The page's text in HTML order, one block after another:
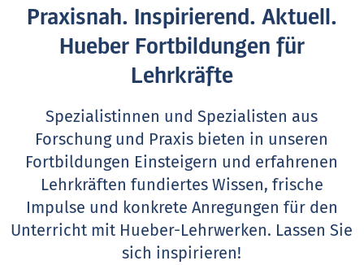
Praxisnah. Inspirierend. Aktuell.
Hueber Fortbildungen für
Lehrkräfte
Spezialistinnen und Spezialisten aus
Forschung und Praxis bieten in unseren
Fortbildungen Einsteigern und erfahrenen
Lehrkräften fundiertes Wissen, frische
Impulse und konkrete Anregungen für den
Unterricht mit Hueber-Lehrwerken. Lassen Sie
sich inspirieren!